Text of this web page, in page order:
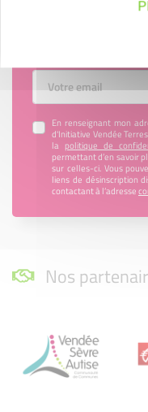
Votre Email
En renseignant mon
d'Initiative Vendée
la politique de
permettant d’en savoir
sur celles-ci. Vous
liens de désinscription
contactant à l’adresse
Nos